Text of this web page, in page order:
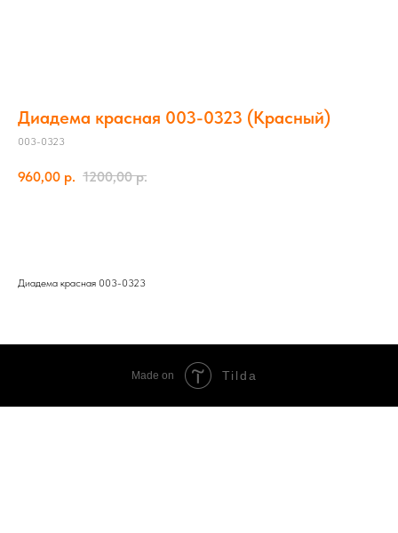
Диадема красная 003-0323 (Красный)
003-0323
960,00 р. 1200,00 р.
Диадема красная 003-0323
Made on Tilda